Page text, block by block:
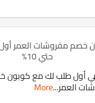
خصم مفروشات العمر
حتي 10%
أول طلب لك مع كوبون
العمر...
More